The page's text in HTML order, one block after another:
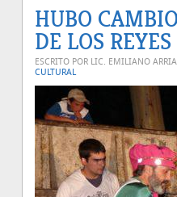
HUBO
DE LOS
ESCRITO POR LIC. EMILIANO
CULTURAL